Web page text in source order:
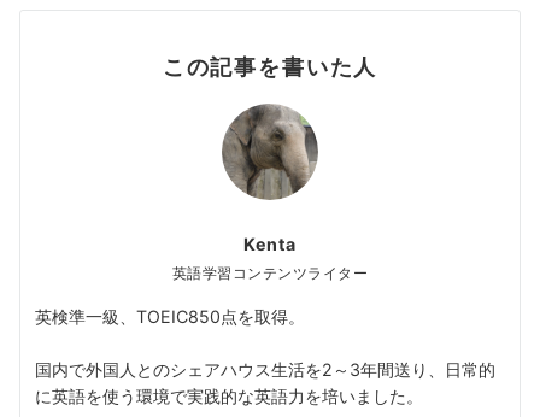
この記事を書いた人
Kenta
英語学習コンテンツライター
英検準一級、TOEIC850点を取得。
国内で外国人とのシェアハウス生活を2～3年間送り、日常的
に英語を使う環境で実践的な英語力を培いました。